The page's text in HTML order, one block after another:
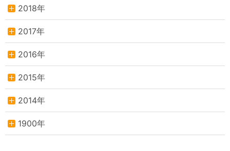
2018年
2017年
2016年
2015年
2014年
1900年